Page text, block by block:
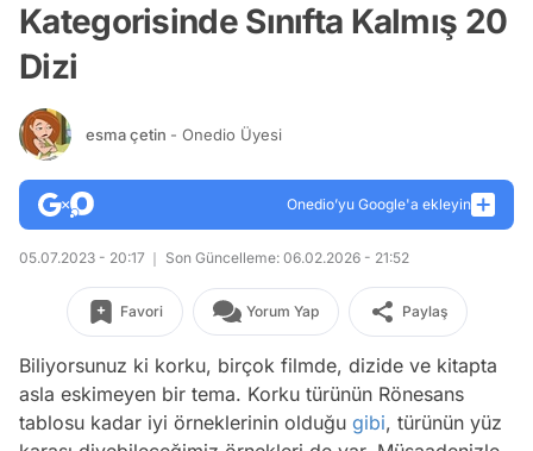
Kategorisinde Sınıfta Kalmış 20
Dizi
esma çetin - Onedio Üyesi
Onedio’yu Google'a ekleyin
05.07.2023 - 20:17 Son Güncelleme: 06.02.2026 - 21:52
Favori Yorum Yap Paylaş
Biliyorsunuz ki korku, birçok filmde, dizide ve kitapta
asla eskimeyen bir tema. Korku türünün Rönesans
tablosu kadar iyi örneklerinin olduğu gibi, türünün yüz